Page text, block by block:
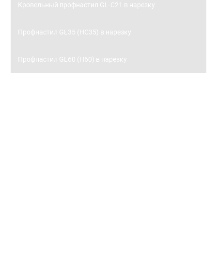
Кровельный профнастил GL-С21 в нарезку
Профнастил GL35 (НС35) в нарезку
Профнастил GL60 (Н60) в нарезку